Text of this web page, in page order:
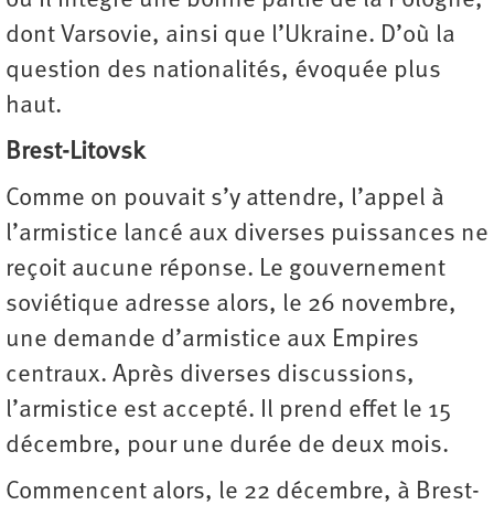
dont Varsovie, ainsi que l’Ukraine. D’où la
question des nationalités, évoquée plus
haut.
Brest-Litovsk
Comme on pouvait s’y attendre, l’appel à
l’armistice lancé aux diverses puissances ne
reçoit aucune réponse. Le gouvernement
soviétique adresse alors, le 26 novembre,
une demande d’armistice aux Empires
centraux. Après diverses discussions,
l’armistice est accepté. Il prend effet le 15
décembre, pour une durée de deux mois.
Commencent alors, le 22 décembre, à Brest-